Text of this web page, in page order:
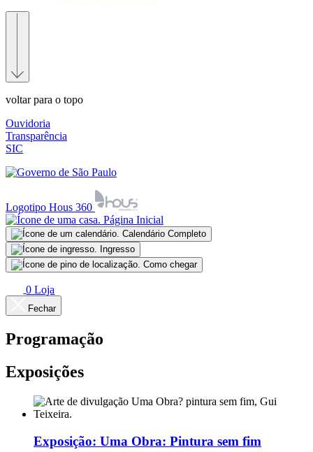
voltar para o topo
Ouvidoria
Transparência
SIC
Logotipo Hous 360
Página Inicial
Calendário Completo
Ingresso
Como chegar
0 Loja
Fechar
Programação
Exposições
Exposição: Uma Obra: Pintura sem fim